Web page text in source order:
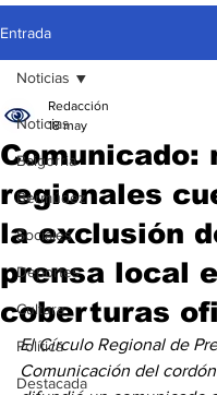
Entrada
Noticias
Baigorria
Bermúdez
Sociales
Deportes
Cultura
Política
Destacada
Noticias
Comunicado:
regionales
la exclusión
prensa local
coberturas
Redacción
18 may
El Círculo Regional de
Comunicación del